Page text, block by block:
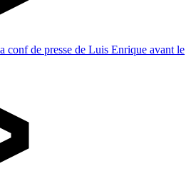
conf de presse de Luis Enrique avant le